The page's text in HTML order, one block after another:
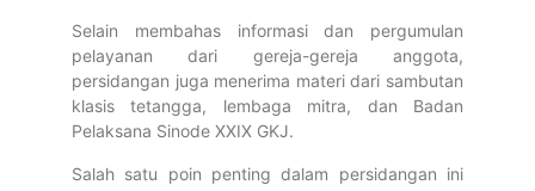
Selain membahas informasi dan pergumulan
pelayanan dari gereja-gereja anggota,
persidangan juga menerima materi dari sambutan
klasis tetangga, lembaga mitra, dan Badan
Pelaksana Sinode XXIX GKJ.
Salah satu poin penting dalam persidangan ini